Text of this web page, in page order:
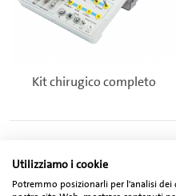
Kit chirugico completo
Utilizziamo i cookie
Potremmo posizionarli per l'analisi